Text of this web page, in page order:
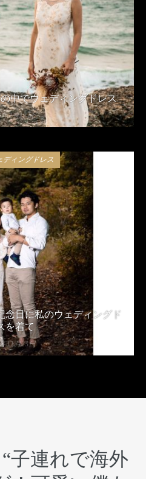
中でウェディングドレス
年2月13日
ディングドレス
念日に私のウェディングド
を着て
11月23日
子連れで海外